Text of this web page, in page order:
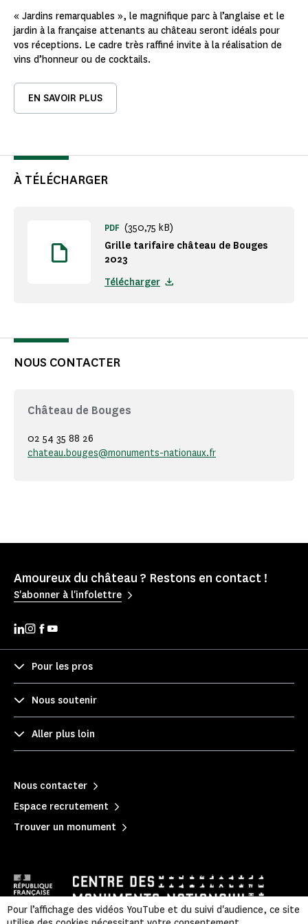
« Jardins remarquables », le magnifique parc à l’anglaise et le
jardin à la française attenants au château seront idéals pour
vos réceptions. Le cadre très raffiné invite à la réalisation de
vins d’honneur ou de cocktails.
EN SAVOIR PLUS
À TÉLÉCHARGER
Grille tarifaire château de Bouges
2023
PDF (350,75 kB)
Télécharger
NOUS CONTACTER
Château de Bouges
02 54 35 88 26
chateau.bouges@monuments-nationaux.fr
Amoureux du château ? Restons en contact !
S'abonner à l'infolettre
Pour les pros
Nous soutenir
Aller plus loin
Nous contacter
Espace recrutement
Trouver un monument
Pour l’affichage des vidéos YouTube et du suivi d'audience, ce site